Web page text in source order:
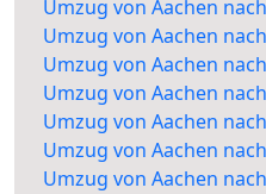
Umzug von Aachen
Umzug von Aachen
Umzug von Aachen
Umzug von Aachen
Umzug von Aachen
Umzug von Aachen
Umzug von Aachen